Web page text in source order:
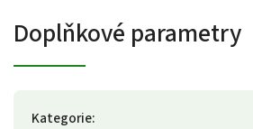
Doplňkové parametry
Kategorie: